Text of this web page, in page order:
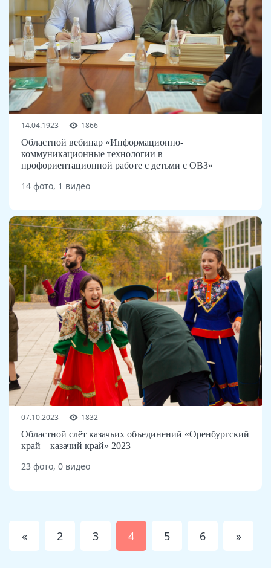
14.04.1923
1866
Областной вебинар «Информационно-
коммуникационные технологии в
профориентационной работе с детьми с ОВЗ»
14 фото, 1 видео
07.10.2023
1832
Областной слёт казачьих объединений «Оренбургский
край – казачий край» 2023
23 фото, 0 видео
« 2 3 4 5 6 »